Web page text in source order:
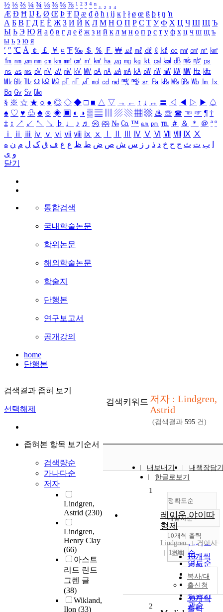
½ ⅓ ⅔ ¼ ¾ ⅛ ⅜ ⅝ ⅞ ¹ ² ³ ⁴ ⁿ ₁ ₂ ₃ ₄
Æ Ð Ħ Ĳ Ł Ø Œ Þ Ŧ Ŋ æ đ ð ħ ı ĳ ĸ ŀ ł ø œ ß þ ŧ ŋ ŉ
А Б В Г Д Е Ё Ж З И Й К Л М Н О П Р С Т У Ф Х Ц Ч Ш Щ Ъ
Ы Ь Э Ю Я а б в г д е ё ж з и й к л м н о п р с т у ф х ц ч ш щ ъ
ы ь э ю я
′ ″ ℃ Å ￠ ￡ ￥ ¤ ℉ ‰ ＄ ％ Ｆ ￦ ㎕ ㎖ ㎗ ℓ ㎘ ㏄ ㎣ ㎤ ㎥ ㎦
㎙ ㎚ ㎛ ㎜ ㎝ ㎞ ㎟ ㎠ ㎡ ㎢ ㏊ ㎍ ㎎ ㎏ ㏏ ㎈ ㎉ ㏈ ㎧ ㎨ ㎰
㎱ ㎲ ㎳ ㎴ ㎵ ㎶ ㎷ ㎸ ㎹ ㎀ ㎁ ㎂ ㎃ ㎄ ㎺ ㎻ ㎽ ㎾ ㎿ ㎐ ㎑
㎒ ㎓ ㎔ Ω ㏀ ㏁ ㎊ ㎋ ㎌ ㏖ ㏅ ㎭ ㎮ ㎯ ㏛ ㎩ ㎪ ㎫ ㎬ ㏝ ㏐
㏓
㏃ ㏉ ㏜ ㏆
§ ※ ☆ ★ ○ ● ◎ ◇ ◆ □ ■ △ ▽ → ← ↑ ↓ ↔ 〓 ◁ ◀ ▷ ▶ ♤
♠ ♡ ♥ ♧ ♣ ⊙ ◈ ▣ ◐ ◑ ▒ ▤ ▨ ▧ ▦ ▩ ♨ ☏ ☎ ☜ ☞ ¶ †
‡ ↕ ↗ ↙ ↖ ↘ ♭ ♩ ♪ ♬ ㉿ ㈜ № ㏇ ™ ㏂ ㏘ ℡ ＃ ＆ ＊ ＠ ª º
ⅰ
ⅱ ⅲ ⅳ ⅴ ⅵ ⅶ ⅷ ⅸ ⅹ Ⅳ Ⅴ Ⅵ Ⅶ Ⅷ Ⅸ Ⅹ
ب ت ث ج ح خ د ذ ر ز س ش ص ض ط ظ ع غ ف ق ک ل م ن ه
و ی
닫기
통합검색
국내학술논문
학위논문
해외학술논문
학술지
단행본
연구보고서
공개강의
home
단행본
검색결과 좁혀 보기
선택해제
좁혀본 항목 보기순서
검색량순
가나다순
저자
Lindgren,
Astrid (230)
Lindgren,
Henry Clay
(66)
아스트
리드 린드
그렌 글
(38)
Wikland,
Ilon (33)
검색키워드 저자 : Lindgren,
Astrid
(검색결과 595 건)
내보내기
내책장담
한글로보기
정확도순
정확도
순
인기도
순
연도순
제목순
저자순
발행기
관순
내림차순
내림차순
10개씩 출력
10개씩
출력
20개씩
출력
30개씩
출력
조회
1
레이온 야이따
형제
Lindgren
건아사
1988
복사/대
출신청
2